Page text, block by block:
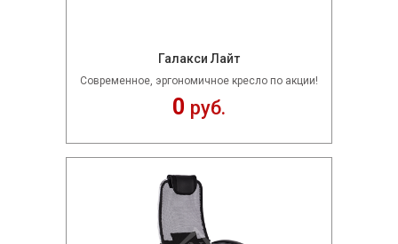
Галакси Лайт
Современное, эргономичное кресло по акции!
0 руб.